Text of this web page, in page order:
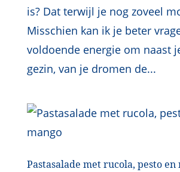
is? Dat terwijl je nog zoveel
Misschien kan ik je beter
voldoende energie om naast
gezin, van je dromen de...
Pastasalade met rucola, pesto en